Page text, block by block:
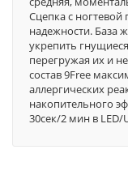
Сцепка с ногтевой
надежности. База
укрепить
перегружая их и
состав 9Free
аллергических
накопительного
30сек/2 мин в LED/